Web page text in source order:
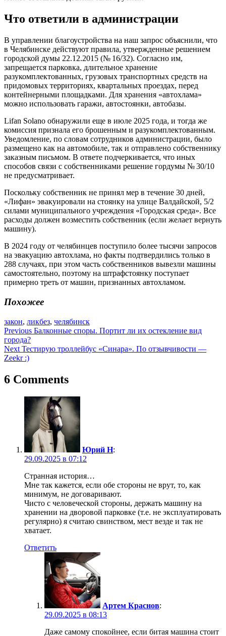
Что ответили в администрации
В управлении благоустройства на наш запрос объяснили, что
в Челябинске действуют правила, утвержденные решением
городской думы 22.12.2015 (№ 16/32). Согласно им,
запрещается парковка, длительное хранение
разукомплектованных, грузовых транспортных средств на
придомовых территориях, квартальных проездах, перед
контейнерными площадками. Для хранения «автохлама»
можно использовать гаражи, автостоянки, автобазы.
Lifan Solano обнаружили еще в июле 2025 года, и тогда же
комиссия признала его брошенным и разукомплектованным.
Уведомление, по словам сотрудников администрации, было
размещено как на автомобиле, так и отправлено собственнику
заказным письмом. В ответе подчеркивается, что иных
способов связи с собственниками решение гордумы № 30/10
не предусматривает.
Поскольку собственник не принял мер в течение 30 дней,
«Лифан» эвакуировали на стоянку на улице Валдайской, 5/2
силами муниципального учреждения «Городская среда». Все
расходы должен возместить собственник (если желает вернуть
машину).
В 2024 году от челябинцев поступило более тысячи запросов
на эвакуацию автохлама, но факты подтвердились только в
288 случаях, при этом часть собственников вывезли машины
самостоятельно, поэтому на штрафстоянку поступает
примерно треть от машин, признанных автохламом.
Похожее
закон, ликбез, челябинск
Навигация
по
записям
Previous Балконные споры. Портит ли их остекление вид
города?
Next Тестирую троллейбус «Синара». По отзывчивости —
Zeekr :)
6 Comments
Юрий Н:
29.09.2025 в 07:12
Странная история…
Мне так кажется, если обе стороны не врут, то, как
минимум, не договаривают.
Чисто с человеческой стороны, держать машину на
хранении на дворовой парковке (т.е. не эксплуатировать
регулярно) я считаю свинством, мест везде и так не
хватает.
Ответить
Артем Краснов:
29.09.2025 в 08:13
Даже самому спокойнее, если битая машина стоит